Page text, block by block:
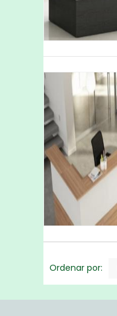
Ordenar por: